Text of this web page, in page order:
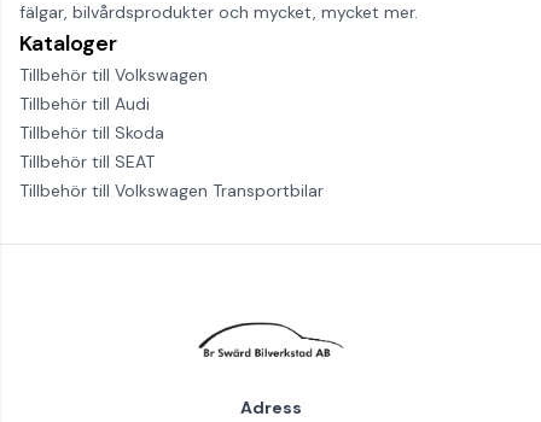
fälgar, bilvårdsprodukter och mycket, mycket mer.
Kataloger
Tillbehör till Volkswagen
Tillbehör till Audi
Tillbehör till Skoda
Tillbehör till SEAT
Tillbehör till Volkswagen Transportbilar
Adress